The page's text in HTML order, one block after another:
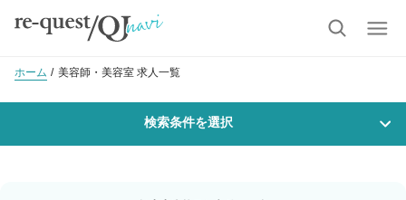
ホーム 美容師・美容室 求人一覧
検索条件を選択